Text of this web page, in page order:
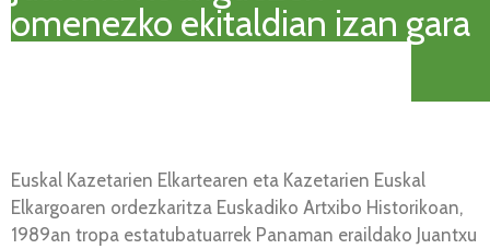
omenezko ekitaldian izan gara
Euskal Kazetarien Elkartearen eta Kazetarien Euskal
Elkargoaren ordezkaritza Euskadiko Artxibo Historikoan,
1989an tropa estatubatuarrek Panaman eraildako Juantxu